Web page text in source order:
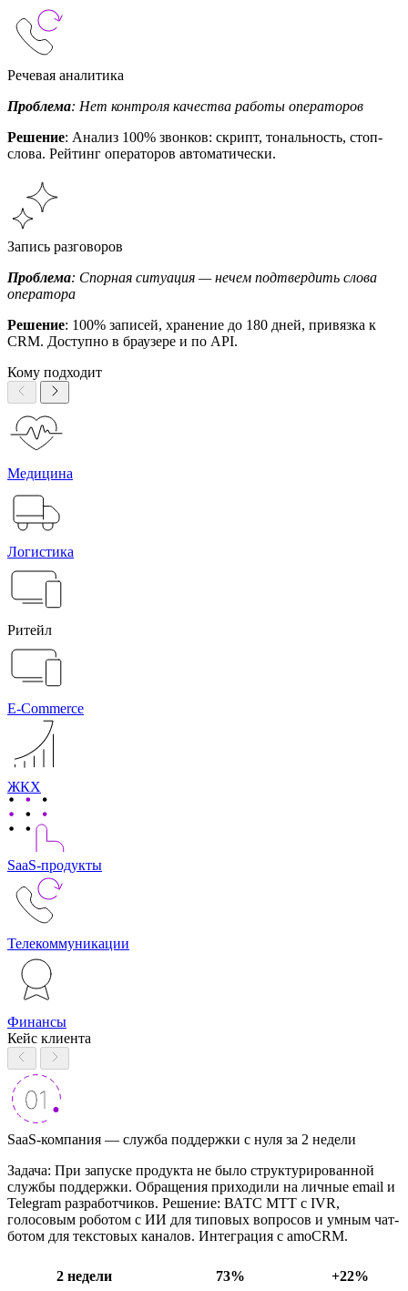
Речевая аналитика
Проблема: Нет контроля качества работы операторов
Решение: Анализ 100% звонков: скрипт, тональность, стоп-
слова. Рейтинг операторов автоматически.
Запись разговоров
Проблема: Спорная ситуация — нечем подтвердить слова
оператора
Решение: 100% записей, хранение до 180 дней, привязка к
CRM. Доступно в браузере и по API.
Кому подходит
Медицина
Логистика
Ритейл
E-Commerce
ЖКХ
SaaS-продукты
Телекоммуникации
Финансы
Кейс клиента
SaaS-компания — служба поддержки с нуля за 2 недели
Задача: При запуске продукта не было структурированной
службы поддержки. Обращения приходили на личные email и
Telegram разработчиков. Решение: ВАТС МТТ с IVR,
голосовым роботом с ИИ для типовых вопросов и умным чат-
ботом для текстовых каналов. Интеграция с amoCRM.
2 недели 73% +22%